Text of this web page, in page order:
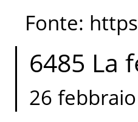
Fonte:
6485 La
26